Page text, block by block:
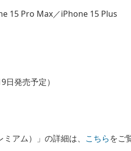
15 Pro Max／iPhone 15 Plus
日発売予定）
アム）」の詳細は、 こちらをご